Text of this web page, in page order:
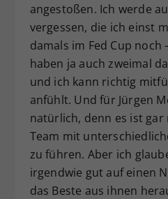
angestoßen. Ich werde
vergessen, die ich einst
damals im Fed Cup noch
haben ja auch zweimal
und ich kann richtig
anfühlt. Und für Jürgen
natürlich, denn es ist
Team mit
zu führen. Aber ich
irgendwie gut auf einen
das Beste aus ihnen